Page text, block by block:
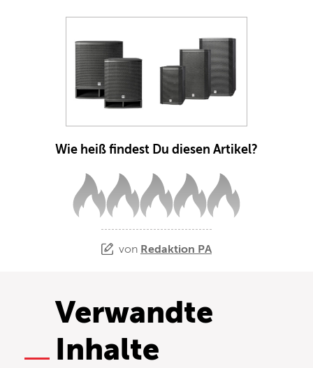
Wie heiß findest Du diesen Artikel?
von Redaktion PA
Verwandte
Inhalte